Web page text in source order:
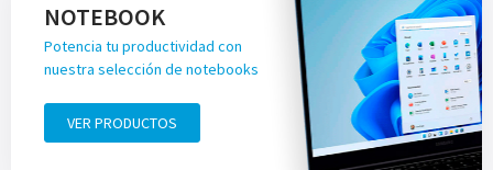
NOTEBOOK
Potencia tu productividad con
nuestra selección de notebooks
VER PRODUCTOS